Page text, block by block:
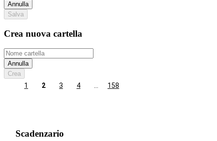
Annulla
Salva
Crea nuova cartella
Annulla
Crea
1 2 3 4 158
Scadenzario